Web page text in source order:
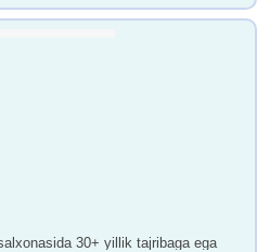
30+ yillik tajribaga ega